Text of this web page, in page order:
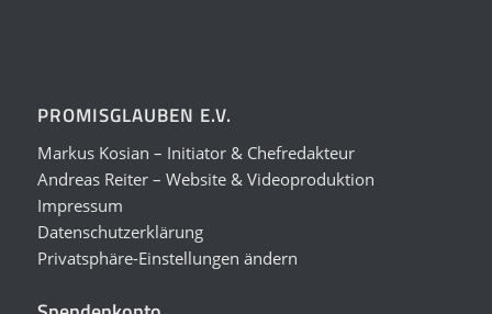
PROMISGLAUBEN E.V.
Markus Kosian – Initiator & Chefredakteur
Andreas Reiter – Website & Videoproduktion
Impressum
Datenschutzerklärung
Privatsphäre-Einstellungen ändern